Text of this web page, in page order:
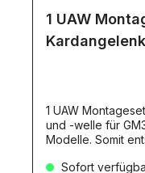
1 UAW
1 UAW
und -welle für
Modelle. Somit entsteht ein
Sofort